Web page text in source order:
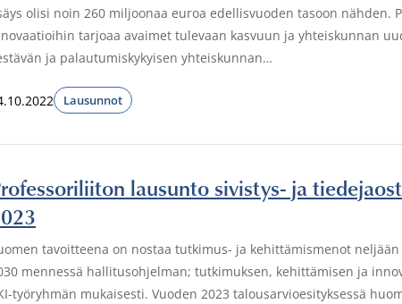
olisi noin 260 miljoonaa euroa edellisvuoden tasoon
tarjoaa avaimet tulevaan kasvuun ja yhteiskunnan
ja palautumiskykyisen yhteiskunnan…
Lausunnot
lausunto sivistys- ja
tavoitteena on nostaa tutkimus- ja kehittämismenot
mennessä hallitusohjelman; tutkimuksen, kehittämisen ja
työryhmän mukaisesti. Vuoden 2023 talousarvioesityksessä